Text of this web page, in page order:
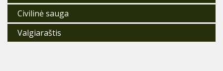
Civilinė sauga
Valgiaraštis